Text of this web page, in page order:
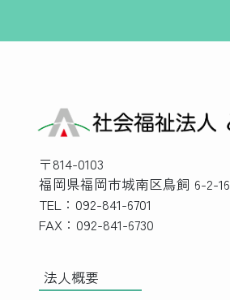
〒814-0103
福岡県福岡市城南区鳥飼 6-2-16
TEL：092-841-6701
FAX：092-841-6730
法人概要